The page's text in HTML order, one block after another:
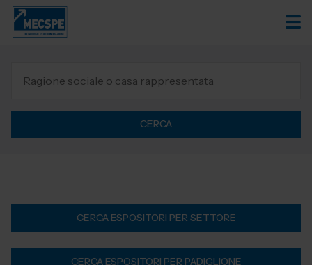
CERCA
CERCA ESPOSITORI PER SETTORE
CERCA ESPOSITORI PER PADIGLIONE